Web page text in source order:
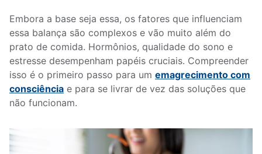
Embora a base seja essa, os fatores que influenciam
essa balança são complexos e vão muito além do
prato de comida. Hormônios, qualidade do sono e
estresse desempenham papéis cruciais. Compreender
isso é o primeiro passo para um emagrecimento com
consciência e para se livrar de vez das soluções que
não funcionam.